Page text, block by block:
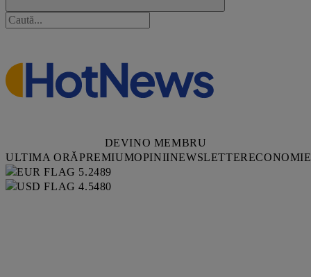
DEVINO MEMBRU
ULTIMA ORĂPREMIUMOPINIINEWSLETTERECONOMIE
5.2489
4.5480